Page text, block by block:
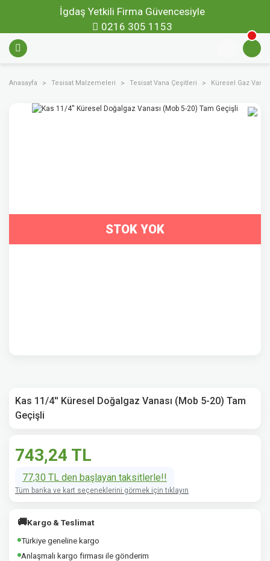
İgdaş Yetkili Firma Güvencesiyle
0216 305 1153
Anasayfa Tesisat Malzemeleri Tesisat Vana Çeşitleri Küresel Gaz
STOK YOK
Kas 11/4'' Küresel Doğalgaz Vanası (Mob 5-20) Tam
Geçişli
743,24 TL
77,30 TL den başlayan taksitlerle!!
Tüm banka ve kart seçeneklerini görmek için tıklayın
🚚Kargo & Teslimat
Türkiye geneline kargo
Anlaşmalı kargo firması ile gönderim